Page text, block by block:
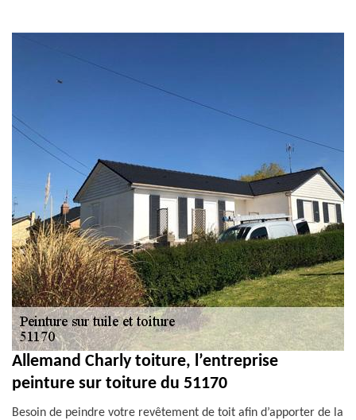
et PVC 51
Allemand Charly toiture, l’entreprise
peinture sur toiture du 51170
Besoin de peindre votre revêtement de toit afin d’apporter de la